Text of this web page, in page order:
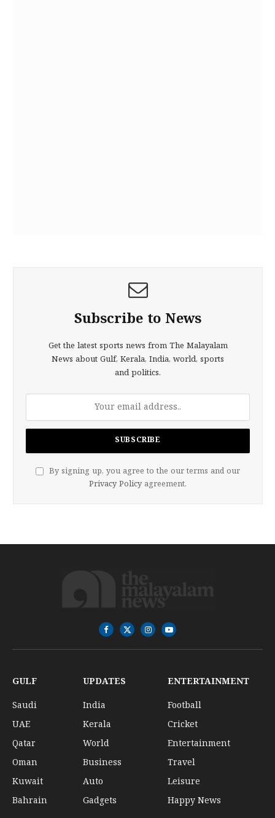
Subscribe to News
Get the latest sports news from The Malayalam
News about Gulf, Kerala, India, world, sports
and politics.
By signing up, you agree to the our terms and our
Privacy Policy agreement.
Facebook
X
(Twitter)
InstagramYouTube
GULF
Saudi
UAE
Qatar
Oman
Kuwait
Bahrain
UPDATES
India
Kerala
World
Business
Auto
Gadgets
ENTERTAINMENT
Football
Cricket
Entertainment
Travel
Leisure
Happy News